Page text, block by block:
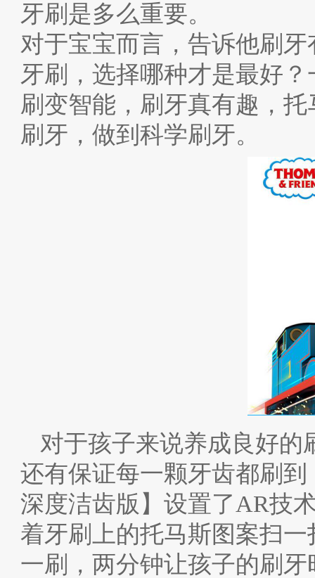
牙刷是多么重要。
对于宝宝而言，告诉他刷
牙刷，选择哪种才是最好
刷变智能，刷牙真有趣，
刷牙，做到科学刷牙。
对于孩子来说养成良好
还有保证每一颗牙齿都刷
深度洁齿版】设置了AR技
着牙刷上的托马斯图案扫
一刷，两分钟让孩子的刷